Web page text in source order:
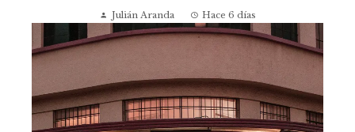
Julián Aranda Hace 6 días